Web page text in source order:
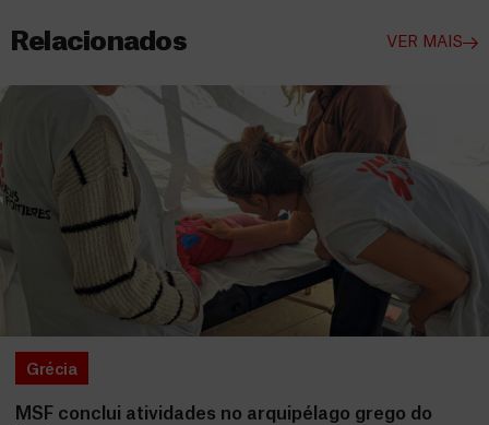
Relacionados VER MAIS
Grécia
MSF conclui atividades no arquipélago grego do